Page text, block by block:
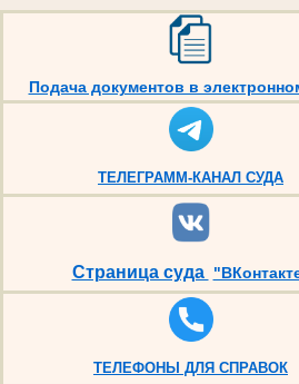
Подача документов в
ТЕЛЕГРАММ-КАНАЛ СУДА
Страница суда
ТЕЛЕФОНЫ ДЛЯ СПРАВОК